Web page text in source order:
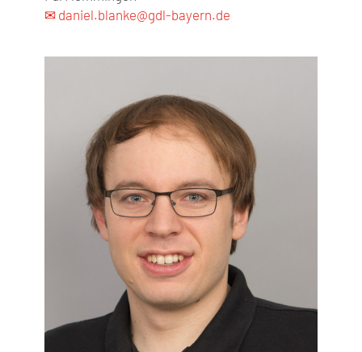
✉ daniel.blanke@gdl-bayern.de